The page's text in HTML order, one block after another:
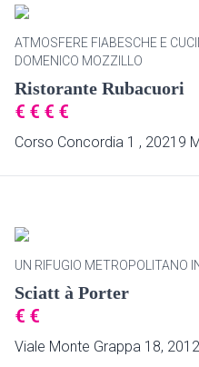
ATMOSFERE FIABESCHE E
DOMENICO MOZZILLO
Ristorante Rubacuori
€ € € €
Corso Concordia 1 , 20219
UN RIFUGIO METROPOLITANO
Sciatt à Porter
€ €
Viale Monte Grappa 18,